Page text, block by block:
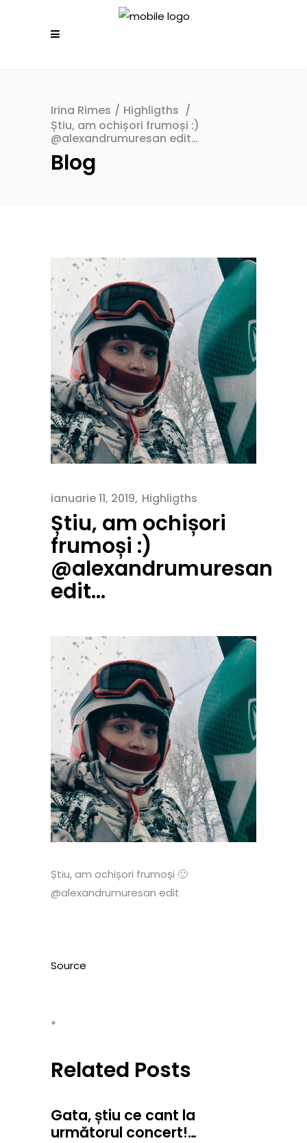
Irina Rimes / Highligths /
Știu, am ochișori frumoși :)
@alexandrumuresan edit…
Blog
ianuarie 11, 2019 Highligths
Știu, am ochișori
frumoși :)
@alexandrumuresan
edit…
Știu, am ochișori frumoși 🙂
@alexandrumuresan edit
Source
*
Related Posts
Gata, știu ce cant la
următorul concert!…